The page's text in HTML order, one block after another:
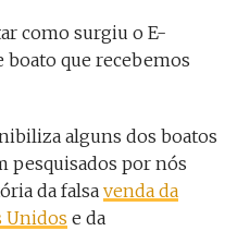
como surgiu o E-
boato que recebemos
alguns dos boatos
pesquisados por nós
da falsa venda da
Unidos e da